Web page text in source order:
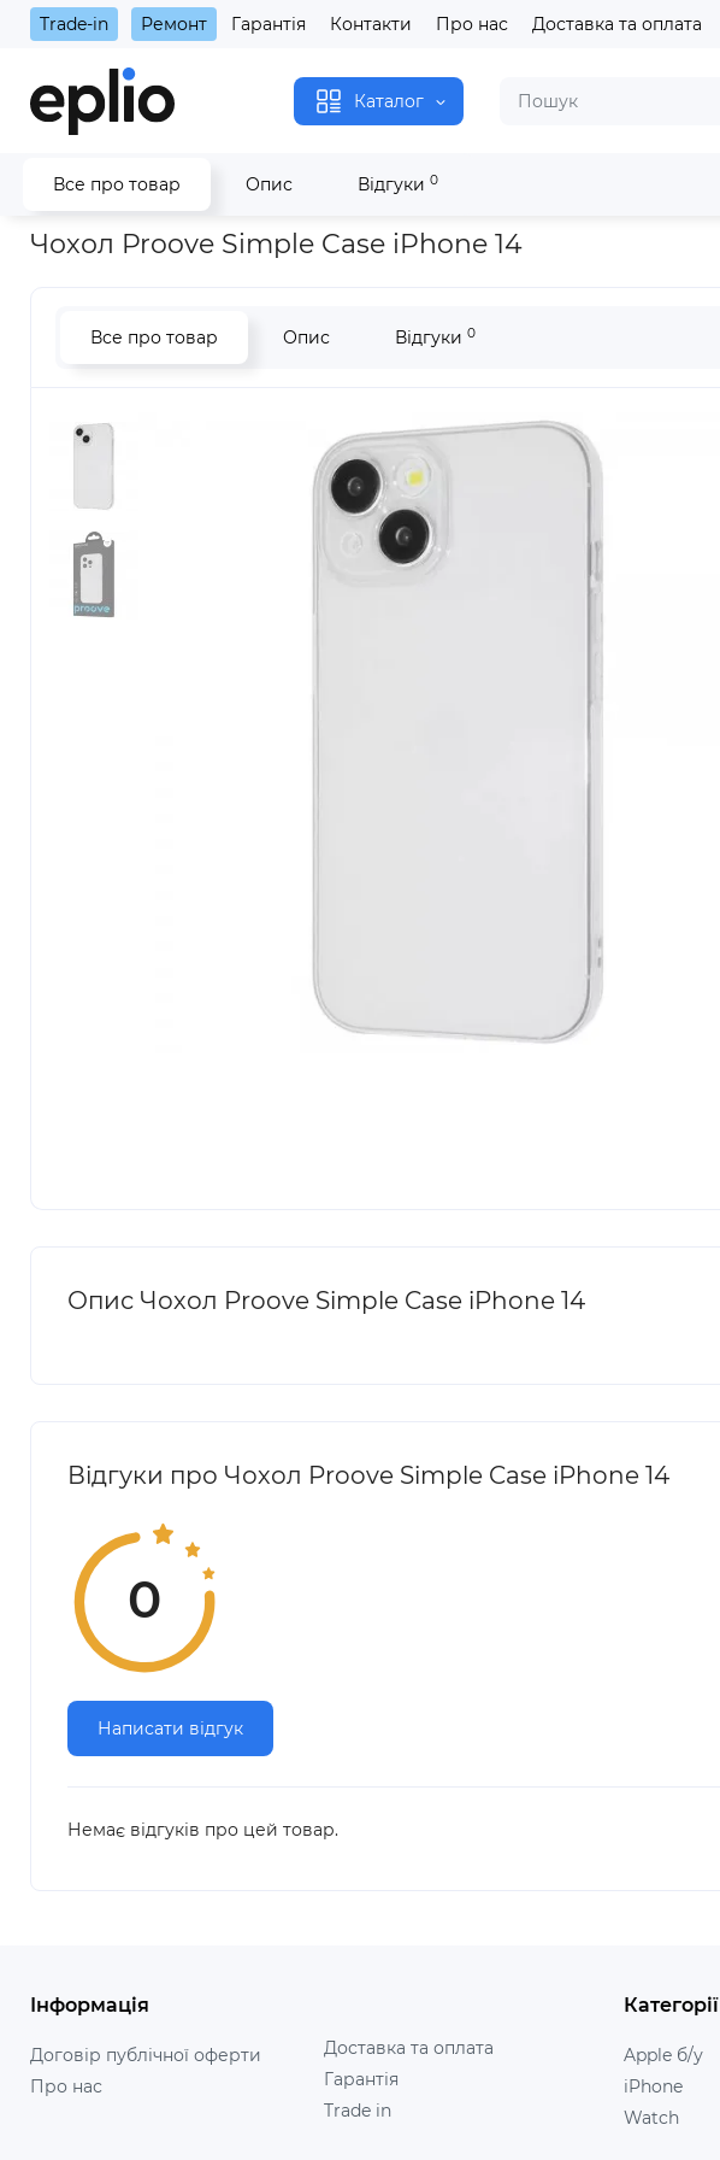
Trade-in Ремонт Гарантія Контакти Про нас Доставка та оплата
Каталог
Все про товар Опис Відгуки 0
Головна Чохол Proove Simple Case iPhone 14
Чохол Proove Simple Case iPhone 14
Все про товар Опис Відгуки 0
Опис Чохол Proove Simple Case iPhone 14
Відгуки про Чохол Proove Simple Case iPhone 14
0
Написати відгук
Немає відгуків про цей товар.
Інформація
Договір публічної оферти
Про нас
Доставка та оплата
Гарантія
Trade in
Категорії
Apple б/у
iPhone
Watch